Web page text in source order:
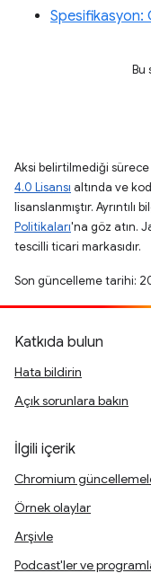
Spesifikasyon:
Bu
Aksi belirtilmediği
4.0 Lisansı altında ve
lisanslanmıştır. Ayrıntılı
Politikaları'na göz atın.
tescilli ticari markasıdır.
Son güncelleme tarihi:
Katkıda bulun
Hata bildirin
Açık sorunlara bakın
İlgili içerik
Chromium
Örnek olaylar
Arşivle
Podcast'ler ve